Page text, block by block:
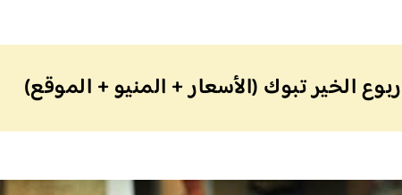
الخير تبوك (الأسعار + المنيو + الموقع)